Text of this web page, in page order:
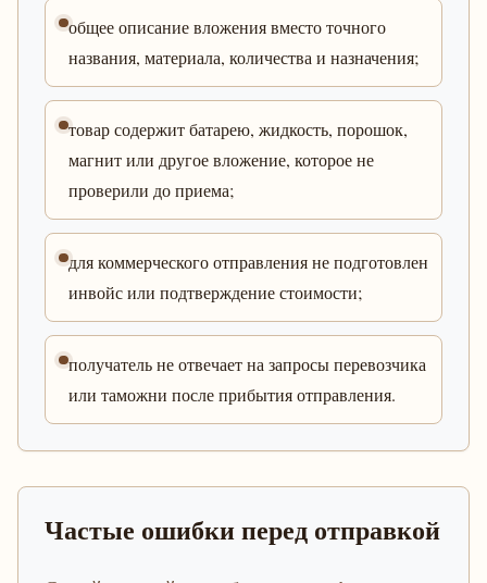
общее описание вложения вместо точного
названия, материала, количества и назначения;
товар содержит батарею, жидкость, порошок,
магнит или другое вложение, которое не
проверили до приема;
для коммерческого отправления не подготовлен
инвойс или подтверждение стоимости;
получатель не отвечает на запросы перевозчика
или таможни после прибытия отправления.
Частые ошибки перед отправкой